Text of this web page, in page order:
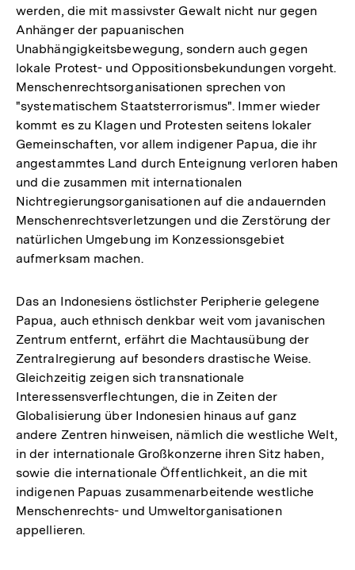
werden, die mit massivster Gewalt nicht nur gegen
Anhänger der papuanischen
Unabhängigkeitsbewegung, sondern auch gegen
lokale Protest- und Oppositionsbekundungen vorgeht.
Menschenrechtsorganisationen sprechen von
"systematischem Staatsterrorismus". Immer wieder
kommt es zu Klagen und Protesten seitens lokaler
Gemeinschaften, vor allem indigener Papua, die ihr
angestammtes Land durch Enteignung verloren haben
und die zusammen mit internationalen
Nichtregierungsorganisationen auf die andauernden
Menschenrechtsverletzungen und die Zerstörung der
natürlichen Umgebung im Konzessionsgebiet
aufmerksam machen.
Das an Indonesiens östlichster Peripherie gelegene
Papua, auch ethnisch denkbar weit vom javanischen
Zentrum entfernt, erfährt die Machtausübung der
Zentralregierung auf besonders drastische Weise.
Gleichzeitig zeigen sich transnationale
Interessensverflechtungen, die in Zeiten der
Globalisierung über Indonesien hinaus auf ganz
andere Zentren hinweisen, nämlich die westliche Welt,
in der internationale Großkonzerne ihren Sitz haben,
sowie die internationale Öffentlichkeit, an die mit
indigenen Papuas zusammenarbeitende westliche
Menschenrechts- und Umweltorganisationen
appellieren.